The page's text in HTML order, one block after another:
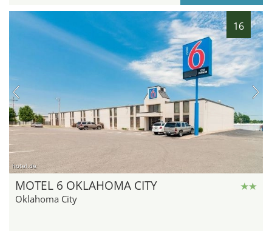
16
hotel.de
MOTEL 6 OKLAHOMA CITY
Oklahoma City